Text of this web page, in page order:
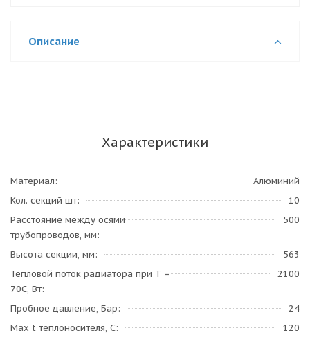
Описание
Характеристики
Материал
Алюминий
Кол. секций шт
10
Расстояние между осями
трубопроводов, мм
500
Высота секции, мм
563
Тепловой поток радиатора при Т =
70С, Вт
2100
Пробное давление, Бар
24
Max t теплоносителя, С
120